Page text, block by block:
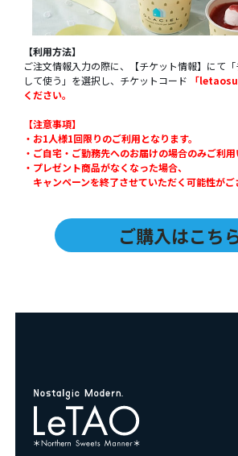
【利用方法】
ご注文情報入力の際に、【チケット情報】にて
して使う」を選択し、チケットコード
「
ください。
【注意事項】
・お1人様1回限りのご利用となります。
・ご自宅・ご勤務先へのお届けの場合のみご利用
・プレゼント商品がなくなった場合、
キャンペーンを終了させていただく可能性がご
ご購入はこち